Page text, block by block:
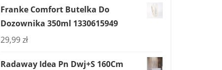
Franke Comfort Butelka Do
Dozownika 350ml 1330615949
29,99zł
Radaway Idea Pn Dwj+S 160Cm